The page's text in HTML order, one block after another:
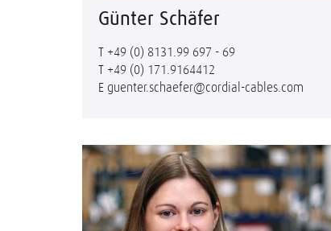
Günter Schäfer
T +49 (0) 8131.99 697 - 69
T +49 (0) 171.9164412
E guenter.schaefer@cordial-cables.com